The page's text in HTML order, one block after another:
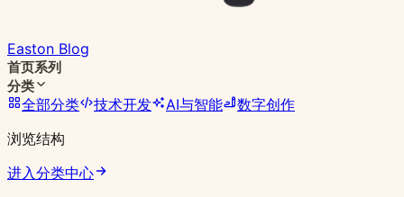
Easton Blog
首页系列
分类
全部分类 技术开发 AI与智能
数字创作
浏览结构
进入分类中心